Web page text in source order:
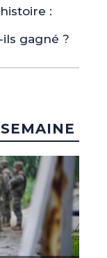
:
gagné ?